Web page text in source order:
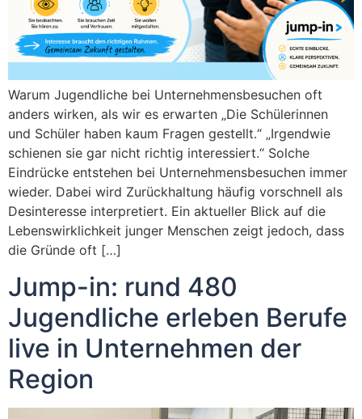
Warum Jugendliche bei Unternehmensbesuchen oft
anders wirken, als wir es erwarten „Die Schülerinnen
und Schüler haben kaum Fragen gestellt.“ „Irgendwie
schienen sie gar nicht richtig interessiert.“ Solche
Eindrücke entstehen bei Unternehmensbesuchen immer
wieder. Dabei wird Zurückhaltung häufig vorschnell als
Desinteresse interpretiert. Ein aktueller Blick auf die
Lebenswirklichkeit junger Menschen zeigt jedoch, dass
die Gründe oft […]
Jump-in: rund 480
Jugendliche erleben Berufe
live in Unternehmen der
Region